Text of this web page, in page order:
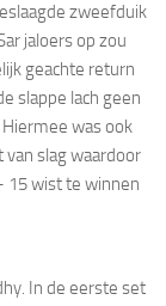
zweefduik
jaloers op zou
geachte return
slappe lach geen
was ook
slag waardoor
15 wist te winnen
In de eerste set